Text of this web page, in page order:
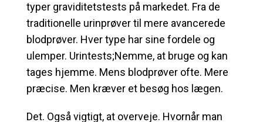
typer graviditetstests på markedet. Fra de
traditionelle urinprøver til mere avancerede
blodprøver. Hver type har sine fordele og
ulemper. Urintests;Nemme, at bruge og kan
tages hjemme. Mens blodprøver ofte. Mere
præcise. Men kræver et besøg hos lægen.
Det. Også vigtigt, at overveje. Hvornår man